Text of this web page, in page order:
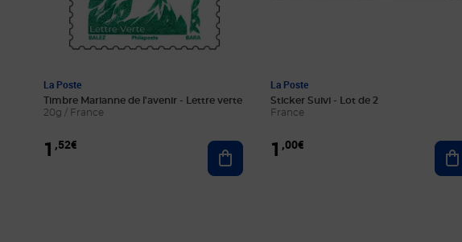
La Poste
Timbre Marianne de l'avenir - Lettre verte
20g / France
1 ,52€ Ajouter au panier
La Poste
Sticker Suivi - Lot de 2
France
1 ,00€